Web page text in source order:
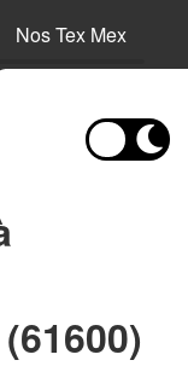
Nos Tex Mex